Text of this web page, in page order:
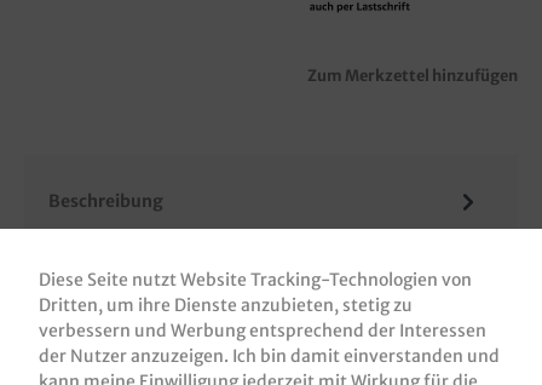
Zum Merkzettel hinzufügen
Beschreibung
Gourmet Premium, 40x40cm, 3 Lagen, 1/4 Fa… Mehr
Bewertungen
Informationen zur Produktsicherheit
Diese Seite nutzt Website Tracking-Technologien von
Dritten, um ihre Dienste anzubieten, stetig zu
verbessern und Werbung entsprechend der Interessen
der Nutzer anzuzeigen. Ich bin damit einverstanden und